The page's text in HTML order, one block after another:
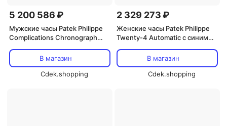
5 200 586 ₽
Мужские часы Patek Philippe
Complications Chronograph
циферблатом 5905-1A-001,
серебро
В магазин
Cdek.shopping
2 329 273 ₽
Женские часы Patek Philippe
Twenty-4 Automatic с синим
луч» и бриллиантами
7300/1200A-001, серебро
В магазин
Cdek.shopping